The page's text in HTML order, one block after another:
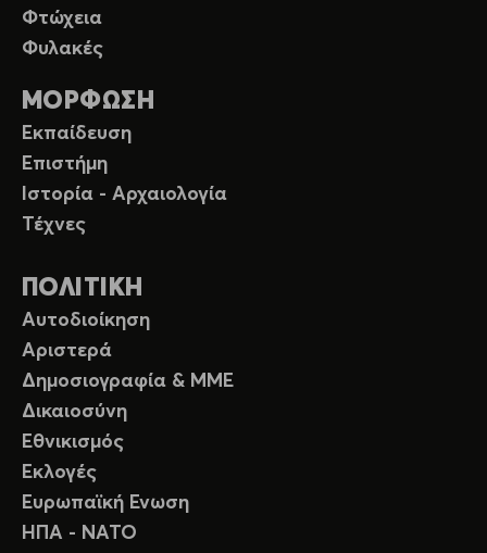
Φτώχεια
Φυλακές
ΜΟΡΦΩΣΗ
Εκπαίδευση
Επιστήμη
Ιστορία - Αρχαιολογία
Τέχνες
ΠΟΛΙΤΙΚΗ
Αυτοδιοίκηση
Αριστερά
Δημοσιογραφία & ΜΜΕ
Δικαιοσύνη
Εθνικισμός
Εκλογές
Ευρωπαϊκή Ενωση
ΗΠΑ - ΝΑΤΟ